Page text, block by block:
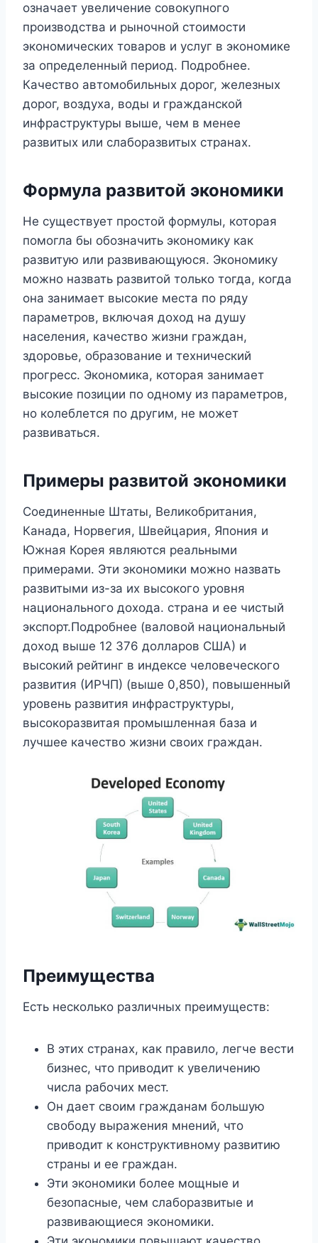
означает увеличение совокупного
производства и рыночной стоимости
экономических товаров и услуг в экономике
за определенный период. Подробнее.
Качество автомобильных дорог, железных
дорог, воздуха, воды и гражданской
инфраструктуры выше, чем в менее
развитых или слаборазвитых странах.
Формула развитой экономики
Не существует простой формулы, которая
помогла бы обозначить экономику как
развитую или развивающуюся. Экономику
можно назвать развитой только тогда, когда
она занимает высокие места по ряду
параметров, включая доход на душу
населения, качество жизни граждан,
здоровье, образование и технический
прогресс. Экономика, которая занимает
высокие позиции по одному из параметров,
но колеблется по другим, не может
развиваться.
Примеры развитой экономики
Соединенные Штаты, Великобритания,
Канада, Норвегия, Швейцария, Япония и
Южная Корея являются реальными
примерами. Эти экономики можно назвать
развитыми из-за их высокого уровня
национального дохода. страна и ее чистый
экспорт.Подробнее (валовой национальный
доход выше 12 376 долларов США) и
высокий рейтинг в индексе человеческого
развития (ИРЧП) (выше 0,850), повышенный
уровень развития инфраструктуры,
высокоразвитая промышленная база и
лучшее качество жизни своих граждан.
Преимущества
Есть несколько различных преимуществ:
В этих странах, как правило, легче вести
бизнес, что приводит к увеличению
числа рабочих мест.
Он дает своим гражданам большую
свободу выражения мнений, что
приводит к конструктивному развитию
страны и ее граждан.
Эти экономики более мощные и
безопасные, чем слаборазвитые и
развивающиеся экономики.